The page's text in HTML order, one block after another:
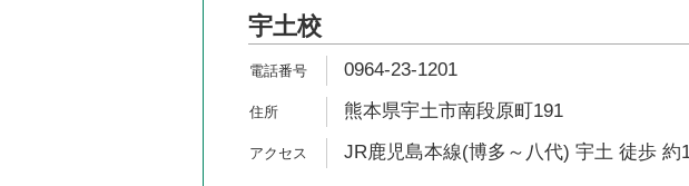
宇土校
0964-23-1201
熊本県宇土市南段原町191
JR鹿児島本線(博多～八代) 宇土 徒歩 約